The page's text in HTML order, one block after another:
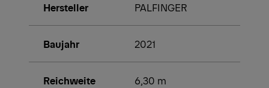
Hersteller PALFINGER
Baujahr 2021
Reichweite 6,30 m